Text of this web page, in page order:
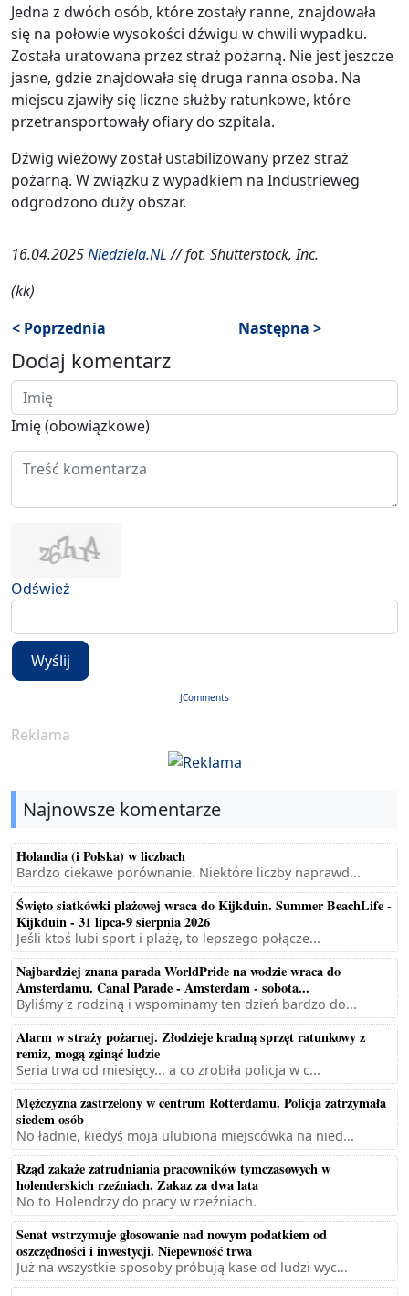
Jedna z dwóch osób, które zostały ranne, znajdowała
się na połowie wysokości dźwigu w chwili wypadku.
Została uratowana przez straż pożarną. Nie jest jeszcze
jasne, gdzie znajdowała się druga ranna osoba. Na
miejscu zjawiły się liczne służby ratunkowe, które
przetransportowały ofiary do szpitala.
Dźwig wieżowy został ustabilizowany przez straż
pożarną. W związku z wypadkiem na Industrieweg
odgrodzono duży obszar.
16.04.2025Niedziela.NL// fot. Shutterstock, Inc.
(kk)
< Poprzednia
Następna >
Dodaj komentarz
Imię (obowiązkowe)
Odśwież
Wyślij
JComments
Reklama
Najnowsze komentarze
Holandia (i Polska) w liczbach
Bardzo ciekawe porównanie. Niektóre liczby naprawd...
Święto siatkówki plażowej wraca do Kijkduin. Summer BeachLife -
Kijkduin - 31 lipca-9 sierpnia 2026
Jeśli ktoś lubi sport i plażę, to lepszego połącze...
Najbardziej znana parada WorldPride na wodzie wraca do
Amsterdamu. Canal Parade - Amsterdam - sobota...
Byliśmy z rodziną i wspominamy ten dzień bardzo do...
Alarm w straży pożarnej. Złodzieje kradną sprzęt ratunkowy z
remiz, mogą zginąć ludzie
Seria trwa od miesięcy... a co zrobiła policja w c...
Mężczyzna zastrzelony w centrum Rotterdamu. Policja zatrzymała
siedem osób
No ładnie, kiedyś moja ulubiona miejscówka na nied...
Rząd zakaże zatrudniania pracowników tymczasowych w
holenderskich rzeźniach. Zakaz za dwa lata
No to Holendrzy do pracy w rzeźniach.
Senat wstrzymuje głosowanie nad nowym podatkiem od
oszczędności i inwestycji. Niepewność trwa
Już na wszystkie sposoby próbują kase od ludzi wyc...